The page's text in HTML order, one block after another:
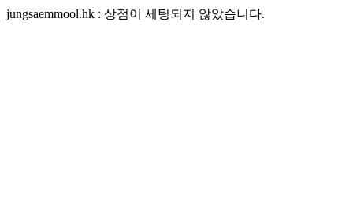
jungsaemmool.hk : 상점이 세팅되지 않았습니다.